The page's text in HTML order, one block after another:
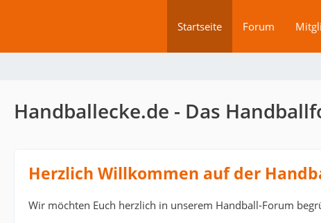
Startseite Forum
Handballecke.de - Das
Herzlich Willkommen auf der
Wir möchten Euch herzlich in unserem Handball-Forum